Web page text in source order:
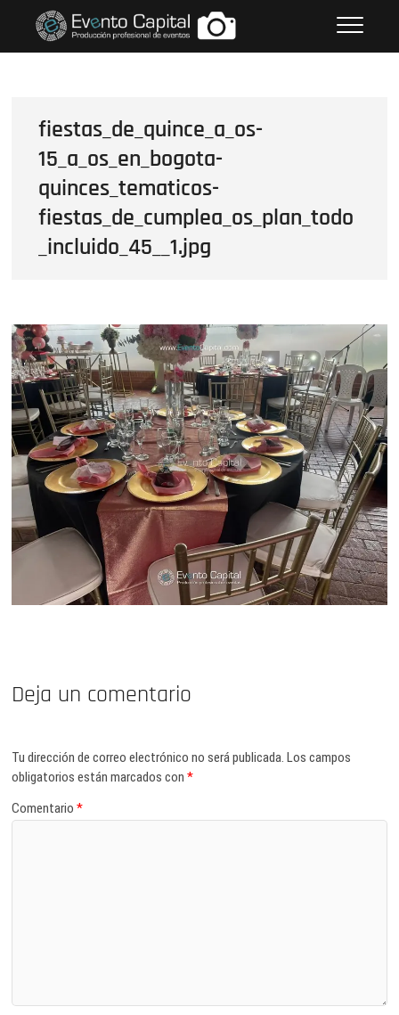
contenido
FOTOS GRUPO EMPRESARIAL
fiestas_de_quince_a_os-
15_a_os_en_bogota-
quinces_tematicos-
fiestas_de_cumplea_os_plan_todo
_incluido_45__1.jpg
Deja un comentario
Tu dirección de correo electrónico no será publicada. Los campos
obligatorios están marcados con*
Comentario*